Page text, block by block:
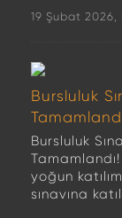
19 Şubat 2026,
Bursluluk
Bursluluk
yoğun
sınavına